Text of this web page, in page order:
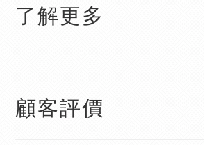
了解更多
顧客評價